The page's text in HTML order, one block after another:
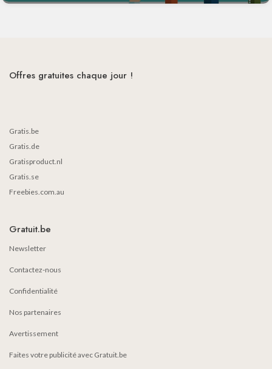
Offres gratuites chaque jour !
Gratis.be
Gratis.de
Gratisproduct.nl
Gratis.se
Freebies.com.au
Gratuit.be
Newsletter
Contactez-nous
Confidentialité
Nos partenaires
Avertissement
Faites votre publicité avec Gratuit.be